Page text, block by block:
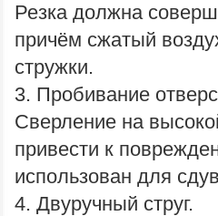
Резка должна
причём сжатый
стружки.
3. Пробивание
Сверление на
привести к
использован для
4. Двуручный струг.